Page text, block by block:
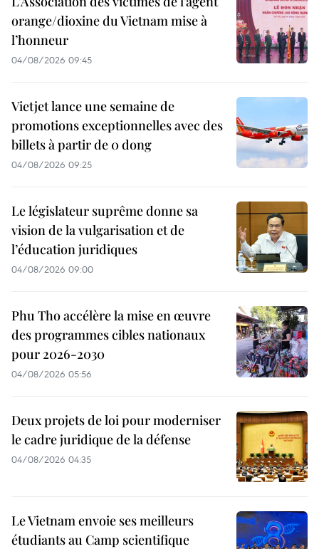
orange/dioxine du Vietnam mise à
l’honneur
04/08/2026 09:45
Vietjet lance une semaine de
promotions exceptionnelles avec des
billets à partir de 0 dong
04/08/2026 09:25
Le législateur suprême donne sa
vision de la vulgarisation et de
l’éducation juridiques
04/08/2026 09:00
Phu Tho accélère la mise en œuvre
des programmes cibles nationaux
pour 2026-2030
04/08/2026 05:56
Deux projets de loi pour moderniser
le cadre juridique de la défense
04/08/2026 04:35
Le Vietnam envoie ses meilleurs
étudiants au Camp scientifique